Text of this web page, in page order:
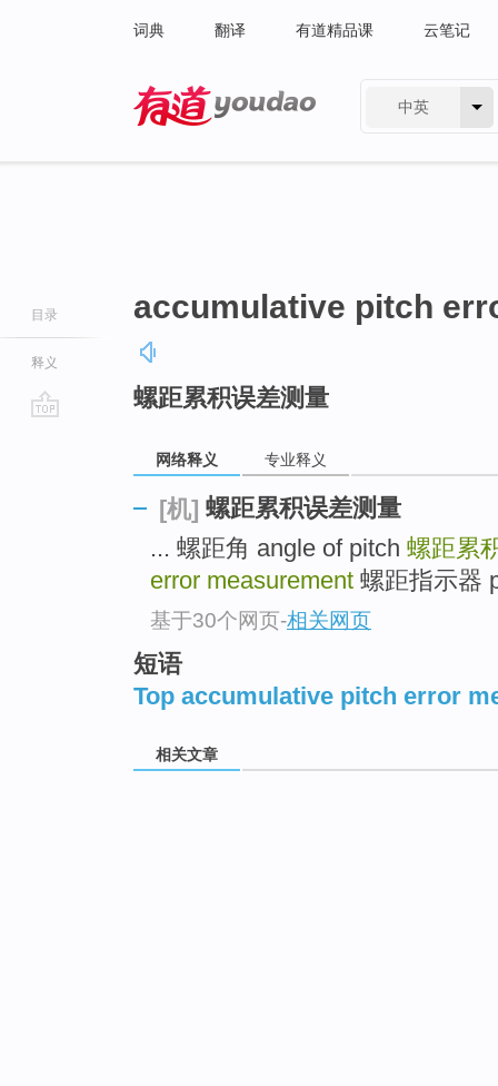
词典 翻译 有道精品课 云笔记
中英
目录
释义
accumulative pitch
螺距累积误差测量
网络释义 专业释义
[机] 螺距累积误差测量
... 螺距角 angle of pitch 螺距累
error measurement 螺距指示器
基于30个网页-相关网页
短语
Top accumulative pitch error
相关文章